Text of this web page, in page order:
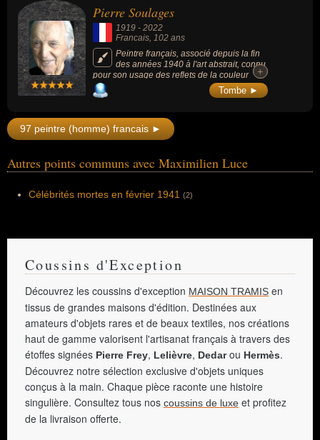
Pierre Soulages
1919 - 2022
Francais , 102 ans
Peintre français, associé depuis la fin
des années 1940 à l'art abstrait, connu
pour son usage des reflets de la couleur
noire, qu'il appelle « noir-lumière » ou «
outrenoir ». Il est l'un des principaux
+
+
Tombe ►
97 peintre (homme) francais ►
Autres points communs avec Maximilien Luce
Célébrités mortes en février 1941 (2)
Coussins d'Exception
Découvrez les coussins d'exception MAISON TRAMIS en
tissus de grandes maisons d'édition. Destinées aux
amateurs d'objets rares et de beaux textiles, nos créations
haut de gamme valorisent l'artisanat français à travers des
étoffes signées Pierre Frey, Lelièvre, Dedarou Hermès.
Découvrez notre sélection exclusive d'objets uniques
conçus à la main. Chaque pièce raconte une histoire
singulière. Consultez tous nos coussins de luxe et profitez
de la livraison offerte.